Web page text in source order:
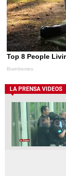
LA PRENSA VIDEOS